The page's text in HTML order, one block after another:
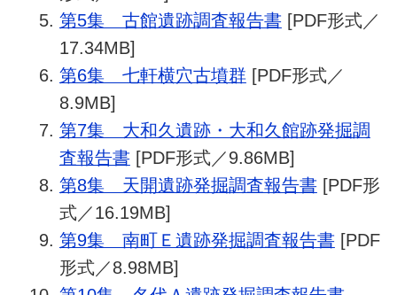
第5集 古館遺跡調査報告書[PDF形式／
17.34MB]
第6集 七軒横穴古墳群[PDF形式／
8.9MB]
第7集 大和久遺跡・大和久館跡発掘調
査報告書[PDF形式／9.86MB]
第8集 天開遺跡発掘調査報告書[PDF形
式／16.19MB]
第9集 南町Ｅ遺跡発掘調査報告書[PDF
形式／8.98MB]